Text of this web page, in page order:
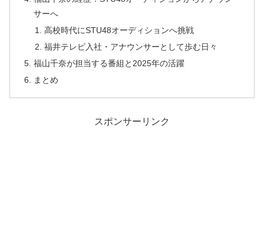
サーへ
高校時代にSTU48オーディションへ挑戦
福井テレビ入社・アナウンサーとして歩む日々
福山千奈が担当する番組と2025年の活躍
まとめ
スポンサーリンク